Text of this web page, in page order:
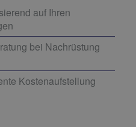
auf Ihren
bei Nachrüstung
Kostenaufstellung